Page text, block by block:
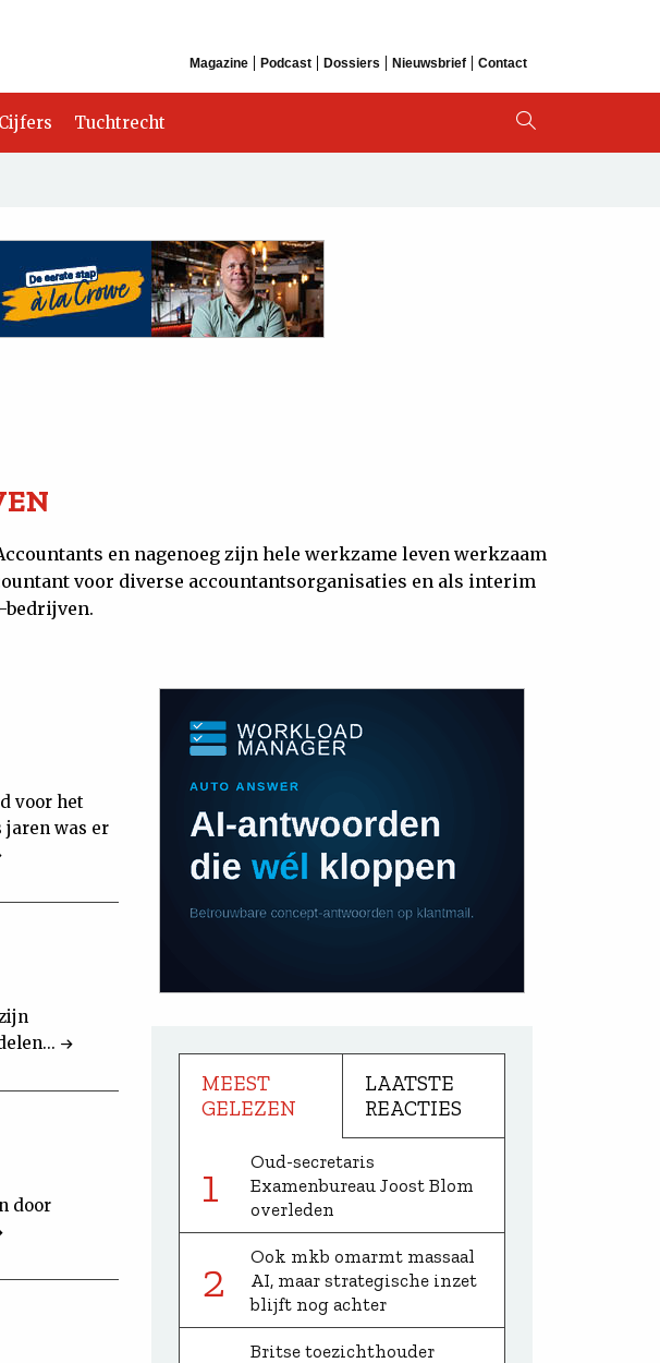
Magazine Podcast Dossiers Nieuwsbrief Contact
Tuchtrecht
en nagenoeg zijn hele werkzame leven werkzaam
voor diverse accountantsorganisaties en als interim
voor het
jaren was er
door
MEEST
GELEZEN
LAATSTE
REACTIES
1
Oud-secretaris
Examenbureau Joost Blom
overleden
2
Ook mkb omarmt massaal
AI, maar strategische inzet
blijft nog achter
Britse toezichthouder